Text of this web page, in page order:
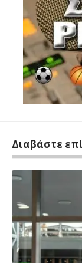
Διαβάστε